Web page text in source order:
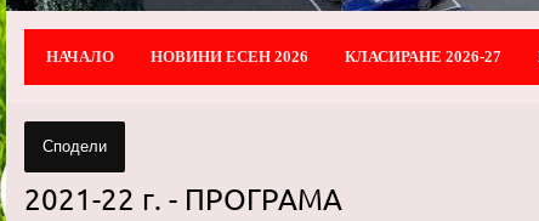
НАЧАЛО НОВИНИ ЕСЕН 2026 КЛАСИРАНЕ 2026-27
Сподели
2021-22 г. - ПРОГРАМА